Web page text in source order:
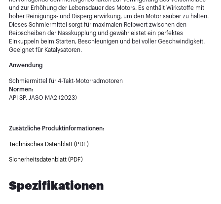
und zur Erhöhung der Lebensdauer des Motors. Es enthält Wirkstoffe mit
hoher Reinigungs- und Dispergierwirkung, um den Motor sauber zu halten.
Dieses Schmiermittel sorgt für maximalen Reibwert zwischen den
Reibscheiben der Nasskupplung und gewährleistet ein perfektes
Einkuppeln beim Starten, Beschleunigen und bei voller Geschwindigkeit.
Geeignet für Katalysatoren.
Anwendung
Schmiermittel für 4-Takt-Motorradmotoren
Normen:
API SP, JASO MA2 (2023)
Zusätzliche Produktinformationen:
Technisches Datenblatt (PDF)
Sicherheitsdatenblatt (PDF)
Spezifikationen